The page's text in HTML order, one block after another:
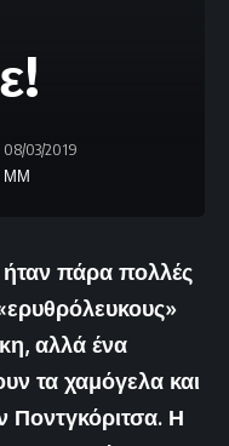
ΜΜ
08/03/2019
ήταν πάρα πολλές
αλλά ένα
τα χαμόγελα και
Ποντγκόριτσα. Η